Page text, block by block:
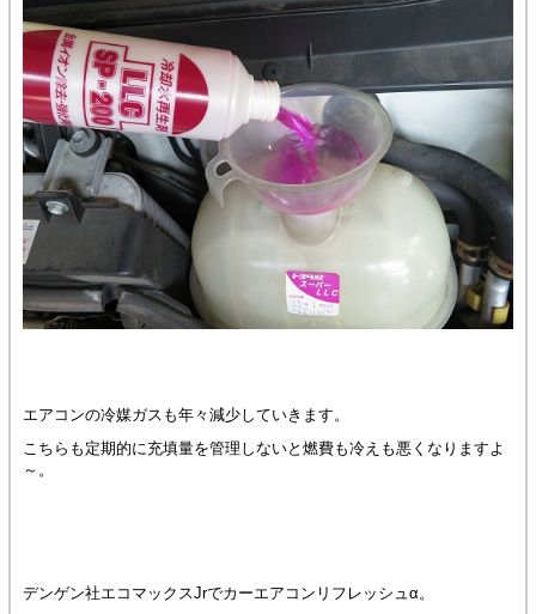
エアコンの冷媒ガスも年々減少していきます。
こちらも定期的に充填量を管理しないと燃費も冷えも悪くなりますよ
～。
デンゲン社エコマックスJrでカーエアコンリフレッシュα。